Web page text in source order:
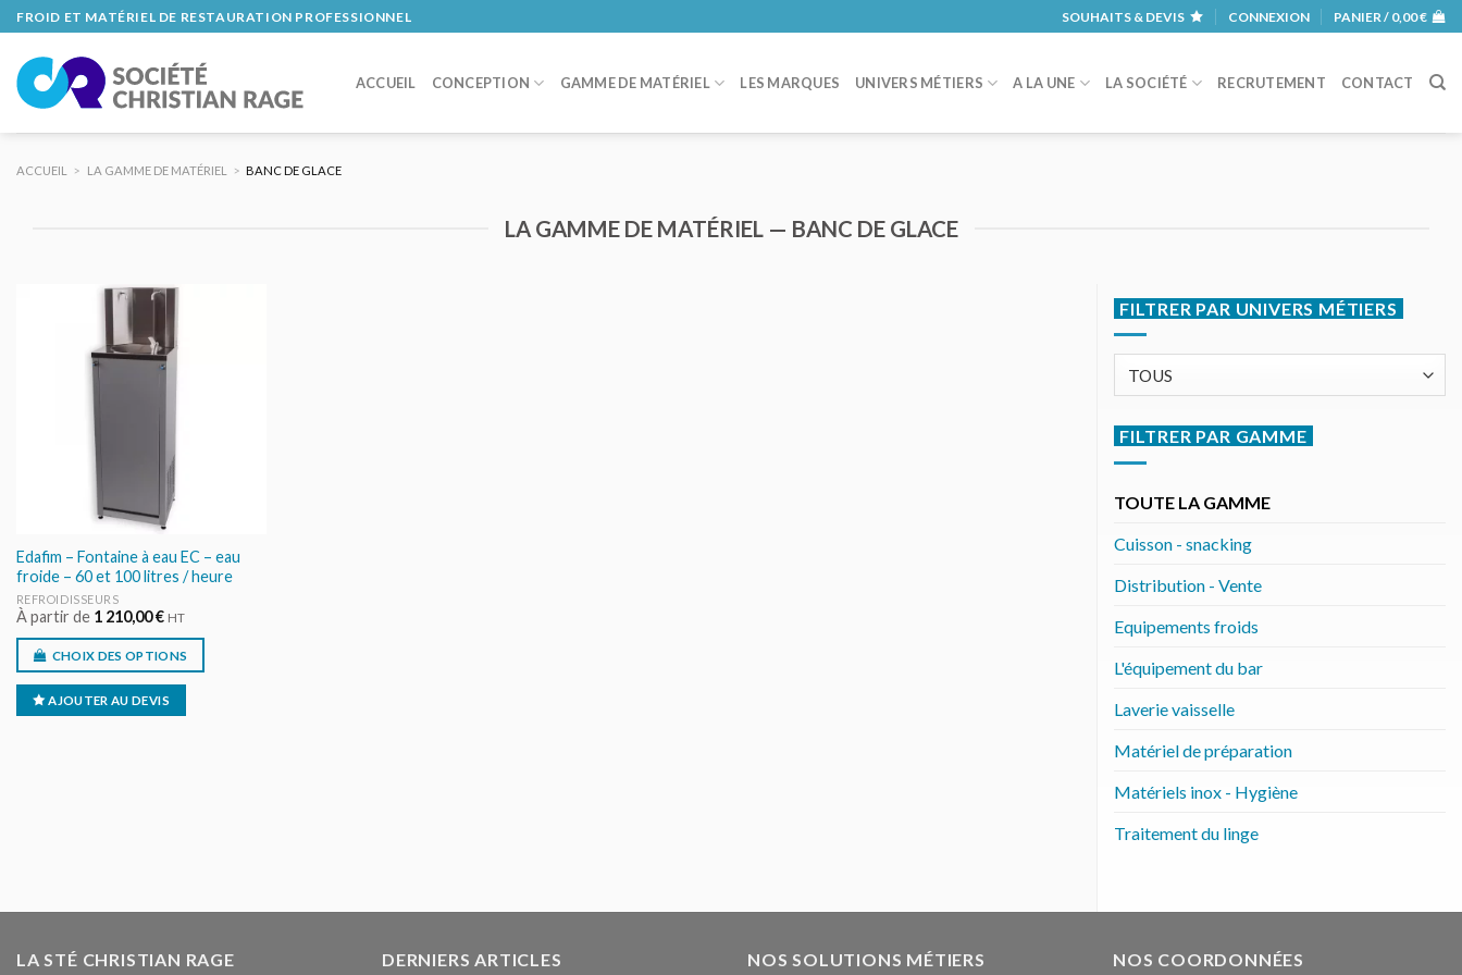
Skip
to
content
FROID ET MATÉRIEL DE RESTAURATION PROFESSIONNEL SOUHAITS & DEVIS CONNEXION PANIER / 0,00€
ACCUEIL CONCEPTION GAMME DE MATÉRIEL LES MARQUES UNIVERS MÉTIERS A LA UNE LA SOCIÉTÉ RECRUTEMENT CONTACT
ACCUEIL > LA GAMME DE MATÉRIEL > BANC DE GLACE
LA GAMME DE MATÉRIEL — BANC DE GLACE
Edafim – Fontaine à eau EC – eau
froide – 60 et 100 litres / heure
REFROIDISSEURS
À partir de 1 210,00€ HT
CHOIX DES OPTIONS
AJOUTER AU DEVIS
FILTRER PAR UNIVERS MÉTIERS
FILTRER PAR GAMME
TOUTE LA GAMME
Cuisson - snacking
Distribution - Vente
Equipements froids
L'équipement du bar
Laverie vaisselle
Matériel de préparation
Matériels inox - Hygiène
Traitement du linge
LA STÉ CHRISTIAN RAGE DERNIERS ARTICLES NOS SOLUTIONS MÉTIERS NOS COORDONNÉES